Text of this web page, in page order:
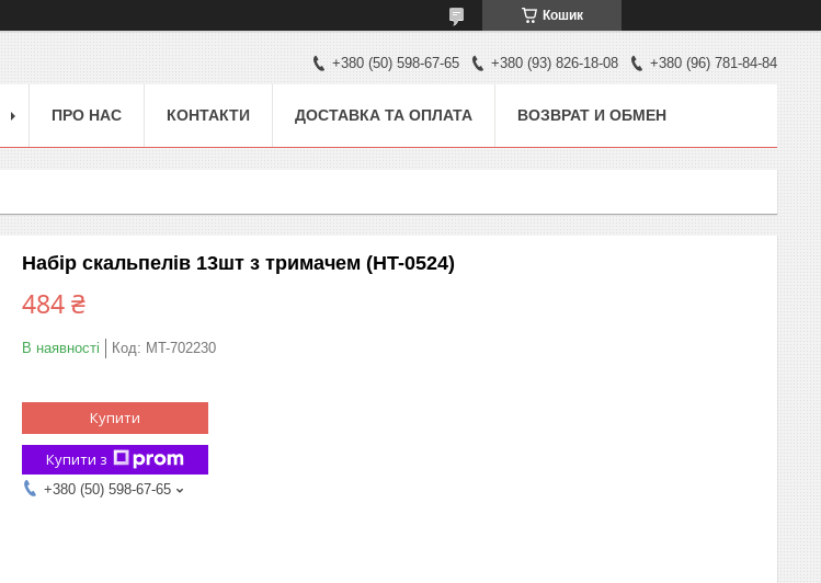
Кошик
+380 (50) 598-67-65 +380 (93) 826-18-08 +380 (96) 781-84-84
ПРО НАС КОНТАКТИ ДОСТАВКА ТА ОПЛАТА ВОЗВРАТ И ОБМЕН
Набір скальпелів 13шт з тримачем (HT-0524)
484 ₴
В наявності Код: MT-702230
Купити
Купити з
+380 (50) 598-67-65